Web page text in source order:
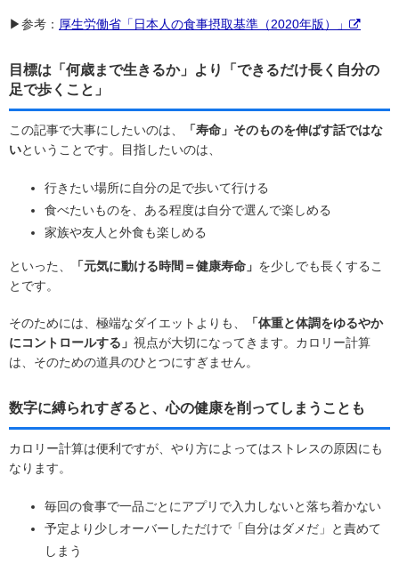
▶参考： 厚生労働省「日本人の食事摂取基準（2020年版）」
目標は「何歳まで生きるか」より「できるだけ長く自分の
足で歩くこと」
この記事で大事にしたいのは、
「寿命」そのものを伸ばす話ではな
いということです。目指したいのは、
行きたい場所に自分の足で歩いて行ける
食べたいものを、ある程度は自分で選んで楽しめる
家族や友人と外食も楽しめる
といった、 「元気に動ける時間＝健康寿命」 を少しでも長くするこ
とです。
そのためには、極端なダイエットよりも、
「体重と体調をゆるやか
にコントロールする」 視点が大切になってきます。カロリー計算
は、そのための道具のひとつにすぎません。
数字に縛られすぎると、心の健康を削ってしまうことも
カロリー計算は便利ですが、やり方によってはストレスの原因にも
なります。
毎回の食事で一品ごとにアプリで入力しないと落ち着かない
予定より少しオーバーしただけで「自分はダメだ」と責めて
しまう